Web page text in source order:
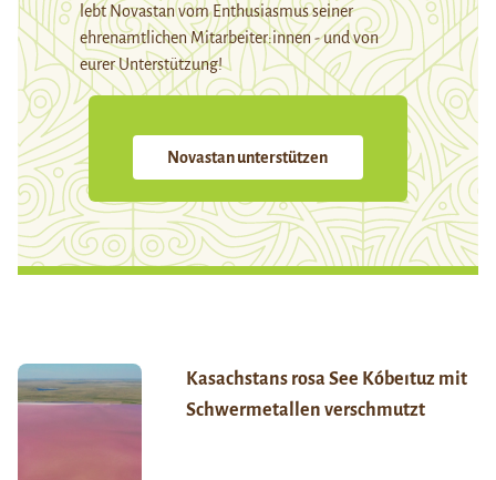
lebt Novastan vom Enthusiasmus seiner
ehrenamtlichen Mitarbeiter:innen - und von
eurer Unterstützung!
Novastan unterstützen
Kasachstans rosa See Kóbeıtuz mit
Schwermetallen verschmutzt